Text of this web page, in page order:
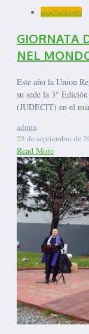
asociaciones
GIORNATA
NEL
Este año la Union
su sede la 3°
(JUDECIT) en el
admin
25 de septiembre de
Read More